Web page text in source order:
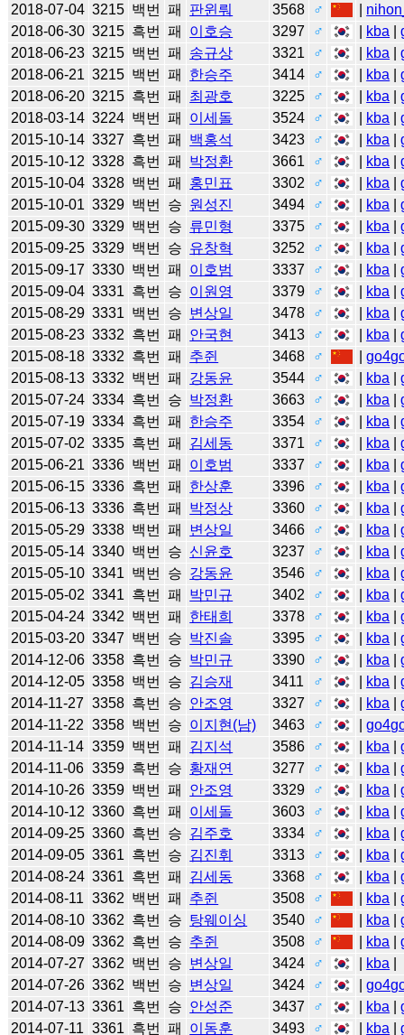
2018-07-04 3215 백번 패 판윈뤄 3568 ♂
2018-06-30 3215 흑번 패 이호승 3297 ♂ kba |
2018-06-23 3215 백번 패 송규상 3321 ♂ kba |
2018-06-21 3215 백번 패 한승주 3414 ♂ kba |
2018-06-20 3215 흑번 패 최광호 3225 ♂ kba |
2018-03-14 3224 백번 패 이세돌 3524 ♂ kba |
2015-10-14 3327 흑번 패 백홍석 3423 ♂ kba |
2015-10-12 3328 흑번 패 박정환 3661 ♂ kba |
2015-10-04 3328 백번 패 홍민표 3302 ♂ kba |
2015-10-01 3329 백번 승 원성진 3494 ♂ kba |
2015-09-30 3329 백번 승 류민형 3375 ♂ kba |
2015-09-25 3329 백번 승 유창혁 3252 ♂ kba |
2015-09-17 3330 백번 패 이호범 3337 ♂ kba |
2015-09-04 3331 흑번 승 이원영 3379 ♂ kba |
2015-08-29 3331 백번 승 변상일 3478 ♂ kba |
2015-08-23 3332 흑번 패 안국현 3413 ♂ kba |
2015-08-18 3332 흑번 패 추쥔 3468 ♂ |
2015-08-13 3332 백번 패 강동윤 3544 ♂ kba |
2015-07-24 3334 흑번 승 박정환 3663 ♂ kba |
2015-07-19 3334 흑번 패 한승주 3354 ♂ kba |
2015-07-02 3335 흑번 패 김세동 3371 ♂ kba |
2015-06-21 3336 백번 패 이호범 3337 ♂ kba |
2015-06-15 3336 흑번 패 한상훈 3396 ♂ kba |
2015-06-13 3336 흑번 패 박정상 3360 ♂ kba |
2015-05-29 3338 백번 패 변상일 3466 ♂ kba |
2015-05-14 3340 백번 승 신윤호 3237 ♂ kba |
2015-05-10 3341 백번 승 강동윤 3546 ♂ kba |
2015-05-02 3341 흑번 패 박민규 3402 ♂ kba |
2015-04-24 3342 백번 패 한태희 3378 ♂ kba |
2015-03-20 3347 백번 승 박진솔 3395 ♂ kba |
2014-12-06 3358 흑번 승 박민규 3390 ♂ kba |
2014-12-05 3358 백번 승 김승재 3411 ♂ kba |
2014-11-27 3358 흑번 승 안조영 3327 ♂ kba |
2014-11-22 3358 백번 승 이지현(남) 3463 ♂ |
2014-11-14 3359 백번 패 김지석 3586 ♂ kba |
2014-11-06 3359 흑번 승 황재연 3277 ♂ kba |
2014-10-26 3359 백번 패 안조영 3329 ♂ kba |
2014-10-12 3360 흑번 패 이세돌 3603 ♂ kba |
2014-09-25 3360 흑번 승 김주호 3334 ♂ kba |
2014-09-05 3361 흑번 승 김진휘 3313 ♂ kba |
2014-08-24 3361 흑번 패 김세동 3368 ♂ kba |
2014-08-11 3362 백번 패 추쥔 3508 ♂ kba |
2014-08-10 3362 흑번 승 탕웨이싱 3540 ♂ kba |
2014-08-09 3362 흑번 승 추쥔 3508 ♂ kba |
2014-07-27 3362 백번 승 변상일 3424 ♂ kba
2014-07-26 3362 백번 승 변상일 3424 ♂ |
2014-07-13 3361 흑번 승 안성준 3437 ♂ kba |
2014-07-11 3361 흑번 패 이동훈 3493 ♂ kba |